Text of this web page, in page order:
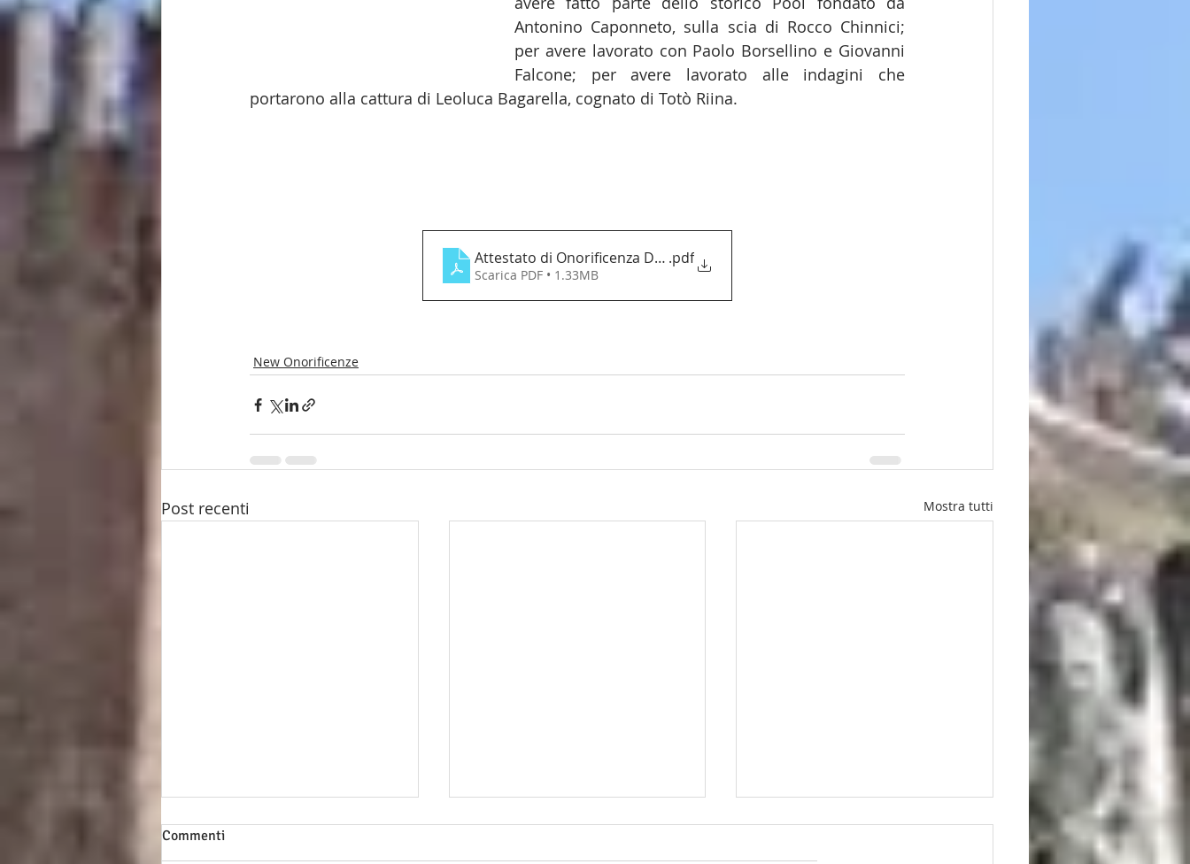
Antonino Caponneto, sulla scia di Rocco Chinnici;
per avere lavorato con Paolo Borsellino e Giovanni
Falcone; per avere lavorato alle indagini che
portarono alla cattura di Leoluca Bagarella, cognato di Totò Riina.
Attestato di Onorificenza Dr. Ignazio De Francisci
.pdf
Scarica PDF • 1.33MB
New Onorificenze
Post recenti Mostra tutti
Commenti